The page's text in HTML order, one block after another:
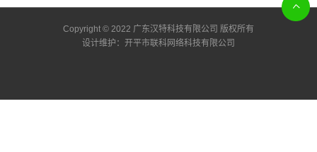
Copyright © 2022 广东汉特科技有限公司 版权所有
设计维护： 开平市联科网络科技有限公司